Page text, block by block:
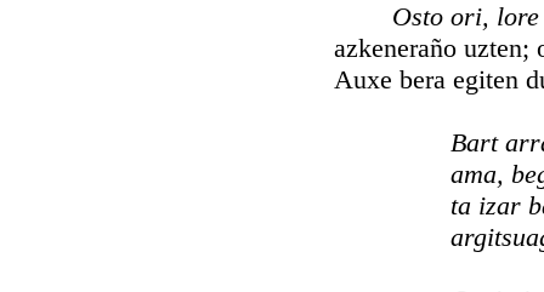
Osto ori,
azkeneraño uzten;
Auxe bera egiten
Bart
ama,
ta izar